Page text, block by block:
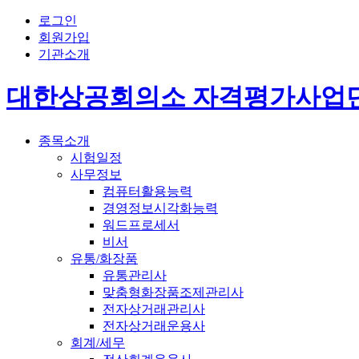
로그인
회원가입
기관소개
대한상공회의소 자격평가사업
종목소개
시험일정
사무정보
컴퓨터활용능력
경영정보시각화능력
워드프로세서
비서
유통/화장품
유통관리사
맞춤형화장품조제관리사
전자상거래관리사
전자상거래운용사
회계/세무